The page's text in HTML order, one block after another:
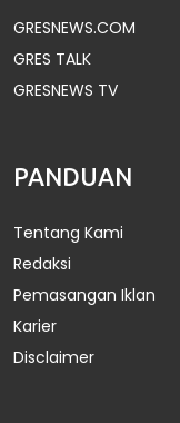
GRESNEWS.COM
GRES TALK
GRESNEWS TV
PANDUAN
Tentang Kami
Redaksi
Pemasangan Iklan
Karier
Disclaimer